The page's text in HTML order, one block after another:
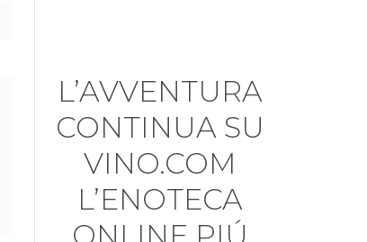
L’AVVENTURA
CONTINUA SU
VINO.COM
L’ENOTECA